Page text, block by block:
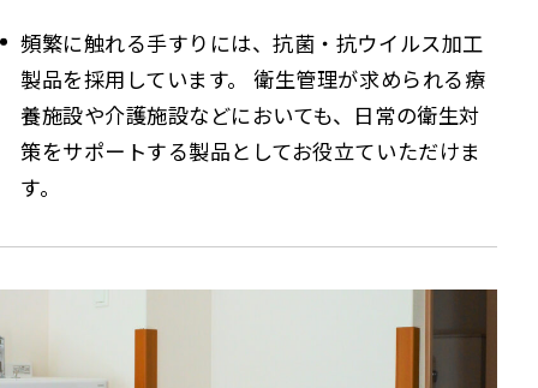
頻繁に触れる手すりには、抗菌・抗ウイルス加工
製品を採用しています。 衛生管理が求められる療
養施設や介護施設などにおいても、日常の衛生対
策をサポートする製品としてお役立ていただけま
す。